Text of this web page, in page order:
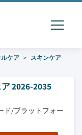
ケア
スキンケア
2026-2035
ド/プラットフォー